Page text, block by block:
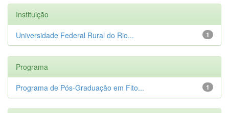
Instituição
1
Universidade Federal Rural do Rio...
Programa
1
Programa de Pós-Graduação em Fito...